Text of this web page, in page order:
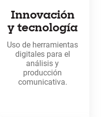
Innovación
y tecnología
Uso de herramientas
digitales para el
análisis y
producción
comunicativa.